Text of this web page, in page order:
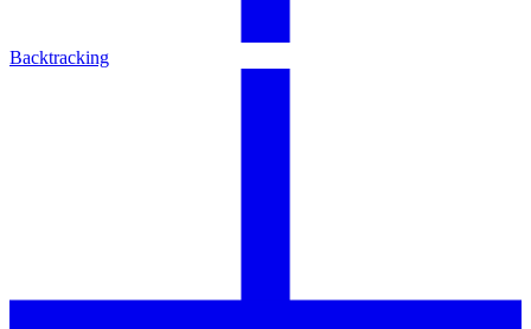
Backtracking